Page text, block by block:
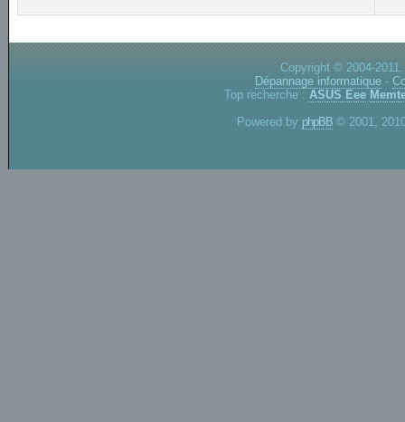
Copyright © 2004-
Dépannage informatique -
Top recherche : ASUS Eee
Powered by phpBB © 2001,